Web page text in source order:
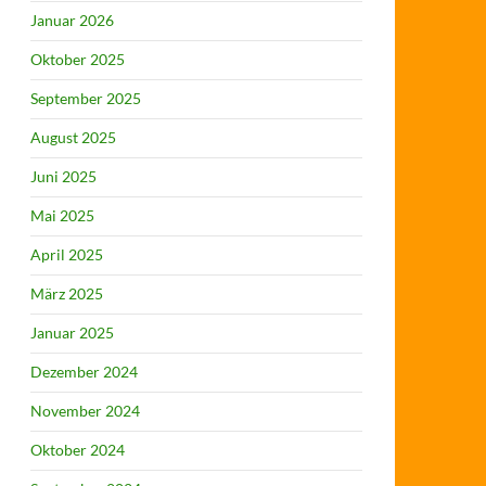
Januar 2026
Oktober 2025
September 2025
August 2025
Juni 2025
Mai 2025
April 2025
März 2025
Januar 2025
Dezember 2024
November 2024
Oktober 2024